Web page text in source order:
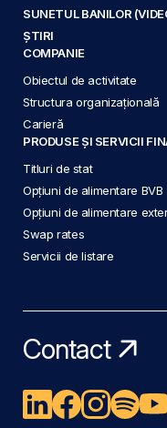
SUNETUL BANILOR
ȘTIRI
COMPANIE
Obiectul de activitate
Structura organizațională
Carieră
PRODUSE ȘI SERVICII
Titluri de stat
Opțiuni de alimentare BVB
Opțiuni de alimentare
Swap rates
Servicii de listare
Contact